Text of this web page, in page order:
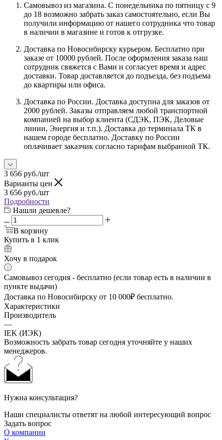
Самовывоз из магазина. С понедельника по пятницу с 9
до 18 возможно забрать заказ самостоятельно, если Вы
получили информацию от нашего сотрудника что товар
в наличии в магазине и готов к отгрузке.
Доставка по Новосибирску курьером. Бесплатно при
заказе от 10000 рублей. После оформления заказа наш
сотрудник свяжется с Вами и согласует время и адрес
доставки. Товар доставляется до подъезда, без подъема
до квартиры или офиса.
Доставка по России. Доставка доступна для заказов от
2000 рублей. Заказы отправляем любой транспортной
компанией на выбор клиента (СДЭК, ПЭК, Деловые
линии, Энергия и т.п.). Доставка до терминала ТК в
нашем городе бесплатно. Доставку по России
оплачивает заказчик согласно тарифам выбранной ТК.
3 656 руб./шт
Варианты цен
3 656 руб./шт
Подробности
Нашли дешевле?
В корзину
Купить в 1 клик
Хочу в подарок
Самовывоз сегодня - бесплатно (если товар есть в наличии в
пункте выдачи)
Доставка по Новосибирску от 10 000₽ бесплатно.
Характеристики
Производитель
—
IEK (ИЭК)
Возможность забрать товар сегодня уточняйте у наших
менеджеров.
Нужна консультация?
Наши специалисты ответят на любой интересующий вопрос
Задать вопрос
О компании